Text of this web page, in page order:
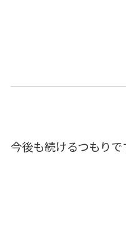
今後も続けるつもりで